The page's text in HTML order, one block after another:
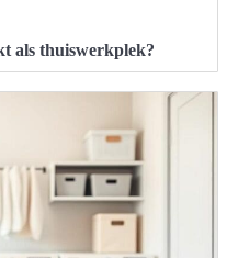
als thuiswerkplek?